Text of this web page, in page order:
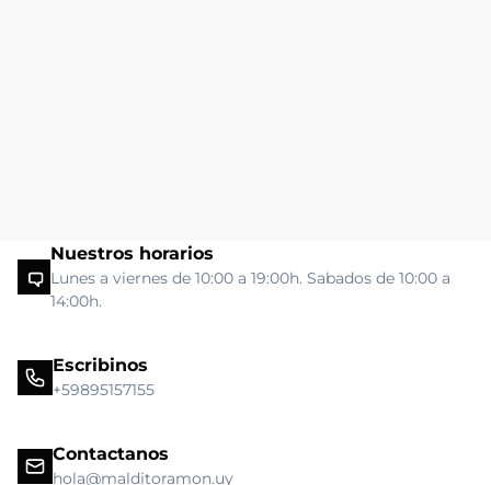
Nuestros horarios
Lunes a viernes de 10:00 a 19:00h. Sabados de 10:00 a
14:00h.
Escribinos
+59895157155
Contactanos
hola@malditoramon.uy